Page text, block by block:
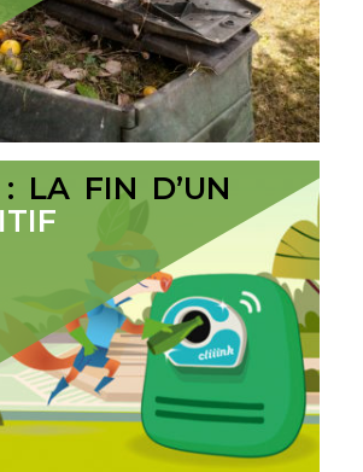
LA FIN D’UN